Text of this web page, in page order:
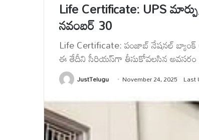
Life Certificate: UPS
నవంబర్ 30
Life Certificate: పంజాబ్ నేషనల్ బ్యాంక్
ఈ తేదీని సీరియస్‌గా తీసుకోవలసిన అవసరం
JustTelugu November 24, 2025 Last